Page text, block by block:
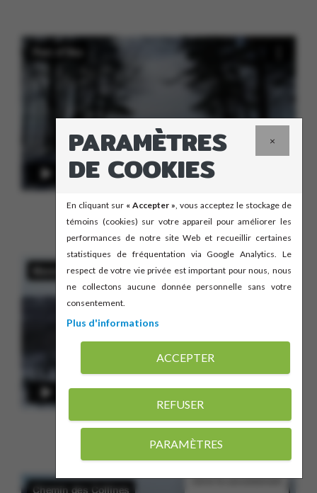
×
PARAMÈTRES
DE COOKIES
En cliquant sur « Accepter », vous acceptez le stockage de
témoins (cookies) sur votre appareil pour améliorer les
performances de notre site Web et recueillir certaines
statistiques de fréquentation via Google Analytics. Le
respect de votre vie privée est important pour nous, nous
ne collectons aucune donnée personnelle sans votre
consentement.
Plus d'informations
ACCEPTER
REFUSER
PARAMÈTRES
Gérer le consentement